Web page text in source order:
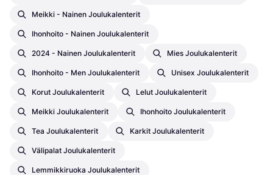
Meikki - Nainen Joulukalenterit
Ihonhoito - Nainen Joulukalenterit
2024 - Nainen Joulukalenterit Mies Joulukalenterit
Ihonhoito - Men Joulukalenterit Unisex Joulukalenterit
Korut Joulukalenterit Lelut Joulukalenterit
Meikki Joulukalenterit Ihonhoito Joulukalenterit
Tea Joulukalenterit Karkit Joulukalenterit
Välipalat Joulukalenterit
Lemmikkiruoka Joulukalenterit